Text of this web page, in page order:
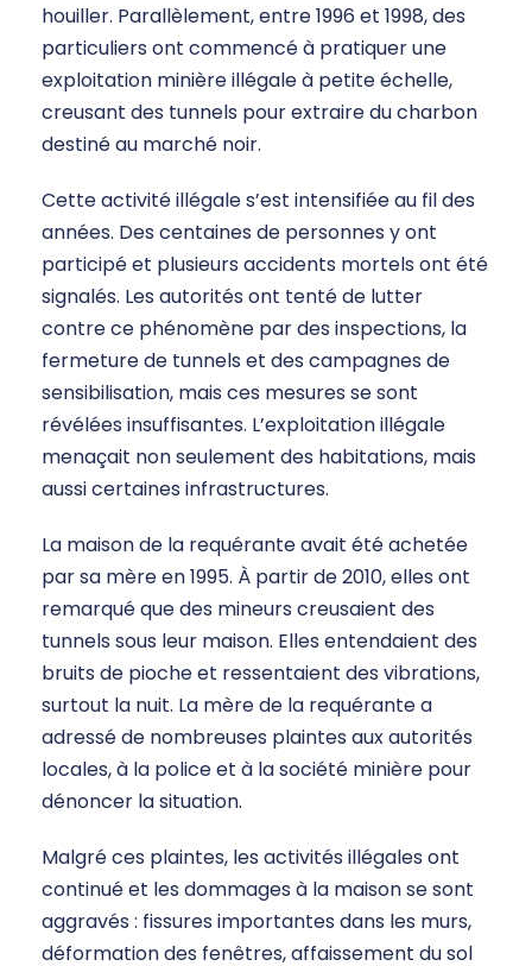
houiller. Parallèlement, entre 1996 et 1998, des
particuliers ont commencé à pratiquer une
exploitation minière illégale à petite échelle,
creusant des tunnels pour extraire du charbon
destiné au marché noir.
Cette activité illégale s’est intensifiée au fil des
années. Des centaines de personnes y ont
participé et plusieurs accidents mortels ont été
signalés. Les autorités ont tenté de lutter
contre ce phénomène par des inspections, la
fermeture de tunnels et des campagnes de
sensibilisation, mais ces mesures se sont
révélées insuffisantes. L’exploitation illégale
menaçait non seulement des habitations, mais
aussi certaines infrastructures.
La maison de la requérante avait été achetée
par sa mère en 1995. À partir de 2010, elles ont
remarqué que des mineurs creusaient des
tunnels sous leur maison. Elles entendaient des
bruits de pioche et ressentaient des vibrations,
surtout la nuit. La mère de la requérante a
adressé de nombreuses plaintes aux autorités
locales, à la police et à la société minière pour
dénoncer la situation.
Malgré ces plaintes, les activités illégales ont
continué et les dommages à la maison se sont
aggravés : fissures importantes dans les murs,
déformation des fenêtres, affaissement du sol